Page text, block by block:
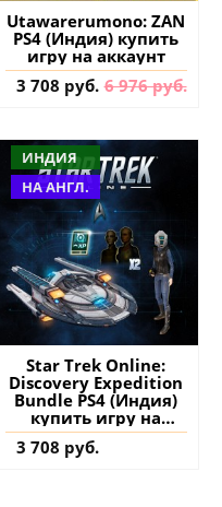
Utawarerumono: ZAN
PS4 (Индия) купить
игру на аккаунт
3 708 руб. 6 976 руб.
ИНДИЯ
НА АНГЛ.
Star Trek Online:
Discovery Expedition
Bundle PS4 (Индия)
купить игру на
аккаунт
3 708 руб.